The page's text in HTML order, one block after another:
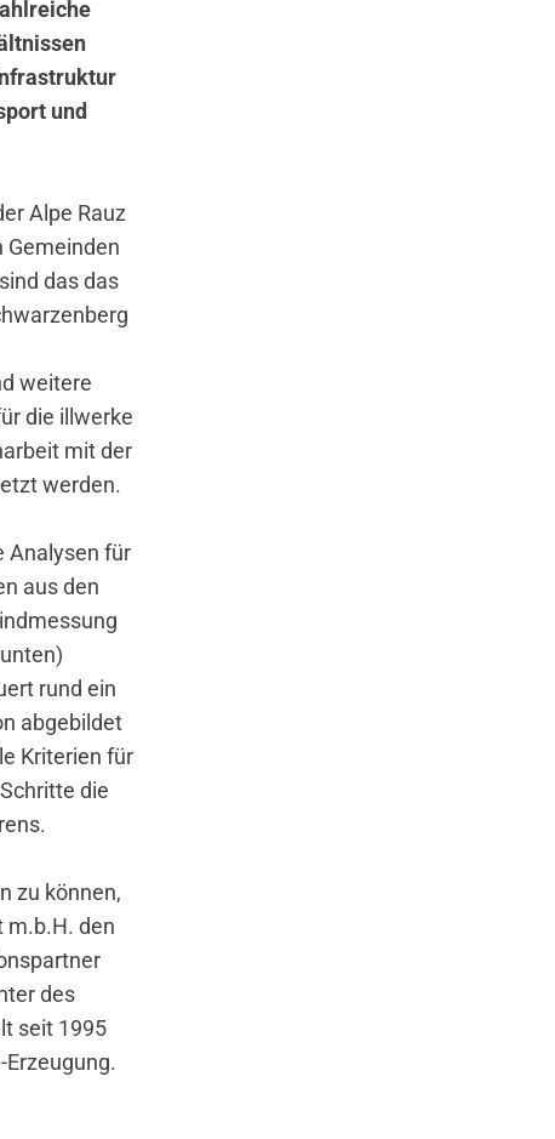
und
Alpe Rauz
Gemeinden
das das
weitere
die illwerke
mit der
werden.
Analysen für
aus den
rund ein
abgebildet
Kriterien für
die
zu können,
m.b.H. den
des
seit 1995